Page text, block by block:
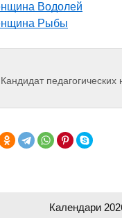
Водолей
Рыбы
педагогических
Календари